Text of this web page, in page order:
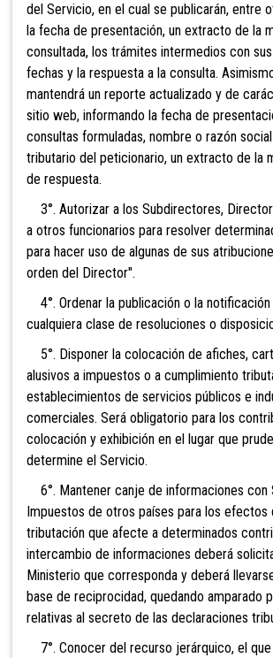
del Servicio, en el cual se publicarán, entre
la fecha de presentación, un extracto de la
consultada, los trámites intermedios con
fechas y la respuesta a la consulta.
mantendrá un reporte actualizado y de
sitio web, informando la fecha de
consultas formuladas, nombre o razón
tributario del peticionario, un extracto de la
de respuesta.
3°. Autorizar a los Subdirectores,
a otros funcionarios para resolver
para hacer uso de algunas de sus
orden del Director".
4°. Ordenar la publicación o la
cualquiera clase de resoluciones o
5°. Disponer la colocación de afiches,
alusivos a impuestos o a cumplimiento
establecimientos de servicios públicos e
comerciales. Será obligatorio para los
colocación y exhibición en el lugar que
determine el Servicio.
6°. Mantener canje de informaciones con
Impuestos de otros países para los efectos
tributación que afecte a determinados
intercambio de informaciones deberá
Ministerio que corresponda y deberá
base de reciprocidad, quedando amparado
relativas al secreto de las declaraciones
7°. Conocer del recurso jerárquico, el